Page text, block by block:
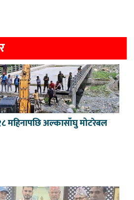
महिनापछि अल्कासाँघु मोटरेबल